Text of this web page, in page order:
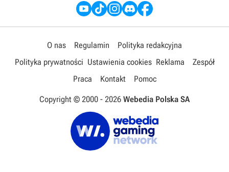
O nas Regulamin
Polityka redakcyjna
Polityka prywatności Ustawienia cookies Reklama
Zespół
Praca
Kontakt Pomoc
Copyright © 2000 - 2026 Webedia Polska SA